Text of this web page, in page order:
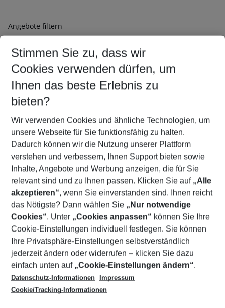
Angebote filtern
Ändern Sie Ihre Kriterien nach Ihren Wünschen
Abflughafen wählen
Beliebiger Abflughafen
Reisezeitraum wählen
10.08.26– 08.08.27 5-8 Nächte
2 Erwachsene Keine Kinder
Mehr Filter anzeigen
Footer
Footer navigation
Über uns
AGB
Cookie-Einstellungen ändern
Cookie-Richtlinie
Datenschutz
Service & Hilfe
Barrierefreies Reisen
Check-in
Folgen Sie uns
Stimmen Sie zu, dass wir
Cookies verwenden dürfen, um
Ihnen das beste Erlebnis zu
bieten?
Wir verwenden Cookies und ähnliche Technologien, um
unsere Webseite für Sie funktionsfähig zu halten.
Dadurch können wir die Nutzung unserer Plattform
verstehen und verbessern, Ihnen Support bieten sowie
Inhalte, Angebote und Werbung anzeigen, die für Sie
relevant sind und zu Ihnen passen. Klicken Sie auf „Alle
akzeptieren“, wenn Sie einverstanden sind. Ihnen reicht
das Nötigste? Dann wählen Sie „Nur notwendige
Cookies“. Unter „Cookies anpassen“ können Sie Ihre
Cookie-Einstellungen individuell festlegen. Sie können
Ihre Privatsphäre-Einstellungen selbstverständlich
jederzeit ändern oder widerrufen – klicken Sie dazu
einfach unten auf „Cookie-Einstellungen ändern“.
Datenschutz-Informationen
Impressum
Cookie/Tracking-Informationen